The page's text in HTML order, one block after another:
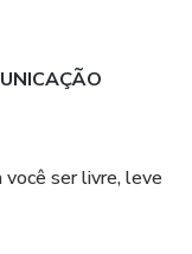
você ser livre, leve